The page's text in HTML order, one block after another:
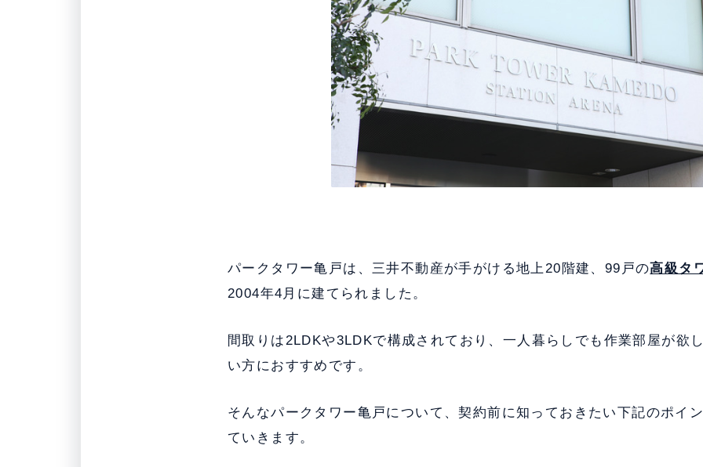
パークタワー亀戸は、三井不動産が手がける地上20階建、99戸の高級タ
2004年4月に建てられました。
間取りは2LDKや3LDKで構成されており、一人暮らしでも作業部屋が欲
い方におすすめです。
そんなパークタワー亀戸について、契約前に知っておきたい下記のポイ
ていきます。